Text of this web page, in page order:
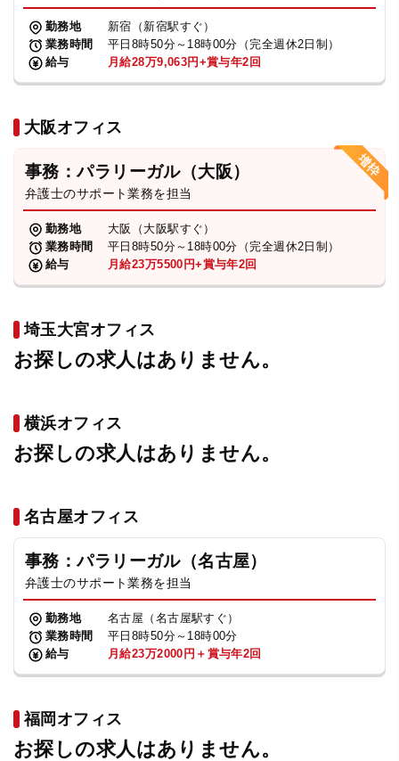
勤務地
新宿（新宿駅すぐ）
業務時間
平日8時50分～18時00分（完全週休2日制）
給与
月給28万9,063円+賞与年2回
大阪オフィス
事務：パラリーガル（大阪）
弁護士のサポート業務を担当
勤務地
大阪（大阪駅すぐ）
業務時間
平日8時50分～18時00分（完全週休2日制）
給与
月給23万5500円+賞与年2回
埼玉大宮オフィス
お探しの求人はありません。
横浜オフィス
お探しの求人はありません。
名古屋オフィス
事務：パラリーガル（名古屋）
弁護士のサポート業務を担当
勤務地
名古屋（名古屋駅すぐ）
業務時間
平日8時50分～18時00分
給与
月給23万2000円＋賞与年2回
福岡オフィス
お探しの求人はありません。